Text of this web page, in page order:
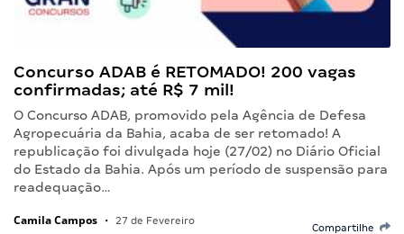
Concurso ADAB é RETOMADO! 200 vagas
confirmadas; até R$ 7 mil!
O Concurso ADAB, promovido pela Agência de Defesa
Agropecuária da Bahia, acaba de ser retomado! A
republicação foi divulgada hoje (27/02) no Diário Oficial
do Estado da Bahia. Após um período de suspensão para
readequação…
Camila Campos • 27 de Fevereiro
Compartilhe